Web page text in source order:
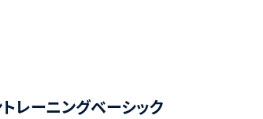
レーニングベーシック